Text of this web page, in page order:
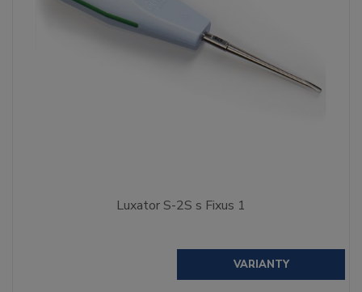
Luxator S-2S s Fixus 1
VARIANTY